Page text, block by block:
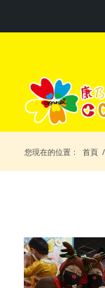
您現在的位置： 首頁 /